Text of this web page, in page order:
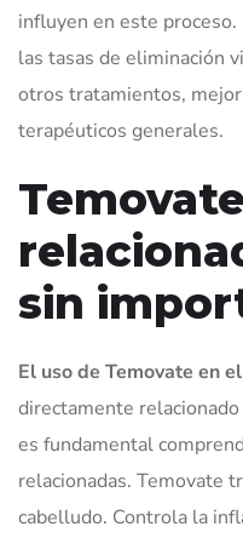
influyen en este
las tasas de eliminación
otros tratamientos,
terapéuticos generales.
sin
El uso de Temovate en
directamente
es fundamental
relacionadas. Temovate
cabelludo. Controla la